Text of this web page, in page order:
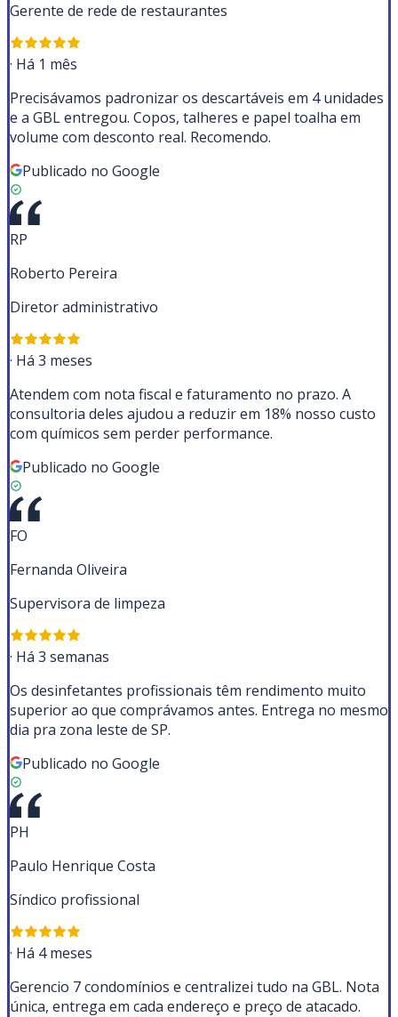
Gerente de rede de restaurantes
· Há 1 mês
Precisávamos padronizar os descartáveis em 4 unidades
e a GBL entregou. Copos, talheres e papel toalha em
volume com desconto real. Recomendo.
Publicado no Google
RP
Roberto Pereira
Diretor administrativo
· Há 3 meses
Atendem com nota fiscal e faturamento no prazo. A
consultoria deles ajudou a reduzir em 18% nosso custo
com químicos sem perder performance.
Publicado no Google
FO
Fernanda Oliveira
Supervisora de limpeza
· Há 3 semanas
Os desinfetantes profissionais têm rendimento muito
superior ao que comprávamos antes. Entrega no mesmo
dia pra zona leste de SP.
Publicado no Google
PH
Paulo Henrique Costa
Síndico profissional
· Há 4 meses
Gerencio 7 condomínios e centralizei tudo na GBL. Nota
única, entrega em cada endereço e preço de atacado.